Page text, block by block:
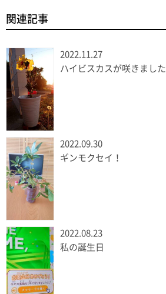
関連記事
2022.11.27
ハイビスカスが咲きました
2022.09.30
ギンモクセイ！
2022.08.23
私の誕生日